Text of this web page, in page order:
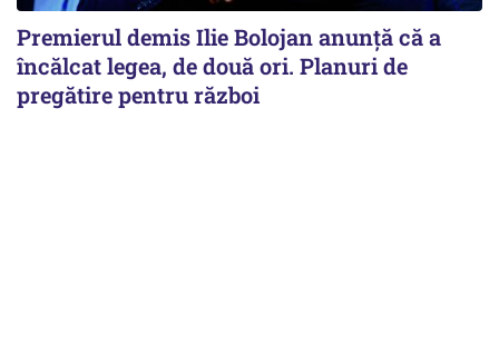
Premierul demis Ilie Bolojan anunță că a
încălcat legea, de două ori. Planuri de
pregătire pentru război